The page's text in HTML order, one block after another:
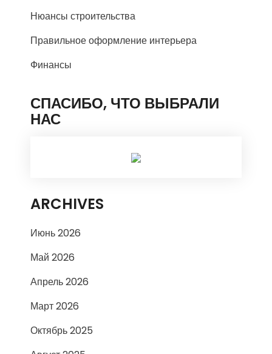
Нюансы строительства
Правильное оформление интерьера
Финансы
СПАСИБО, ЧТО ВЫБРАЛИ
НАС
ARCHIVES
Июнь 2026
Май 2026
Апрель 2026
Март 2026
Октябрь 2025